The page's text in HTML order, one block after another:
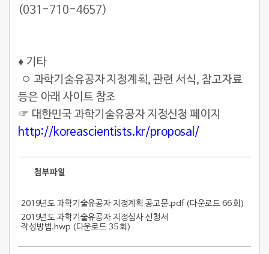
(031-710-4657)
♦ 기타
ㅇ 과학기술유공자 지정계획, 관련 서식, 참고자료
등은 아래 사이트 참조
☞ 대한민국 과학기술유공자 지정신청 페이지
http://koreascientists.kr/proposal/
첨부파일
2019년도 과학기술유공자 지정계획 공고문.pdf (다운로드 66 회 )
2019년도 과학기술유공자 지정심사 신청서
작성방법.hwp (다운로드 35 회 )